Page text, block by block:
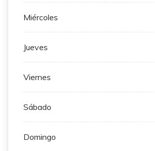
Miércoles
Jueves
Viernes
Sábado
Domingo